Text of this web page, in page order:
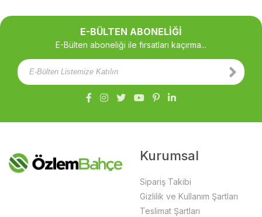
E-BÜLTEN ABONELİĞİ
E-Bülten aboneliği ile fırsatları kaçırma...
Kurumsal
Sipariş Takibi
Gizlilik ve Kullanım Şartları
Teslimat Şartları